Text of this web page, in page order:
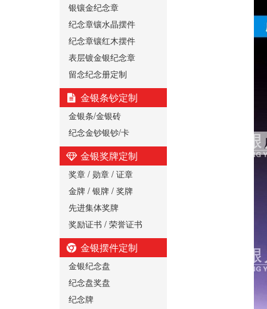
银镶金纪念章
纪念章镶水晶摆件
纪念章镶红木摆件
表层镀金银纪念章
留念纪念册定制
金银条钞定制
金银条/金银砖
纪念金钞银钞/卡
金银奖牌定制
奖章 / 勋章 / 证章
金牌 / 银牌 / 奖牌
先进集体奖牌
奖励证书 / 荣誉证书
金银摆件定制
金银纪念盘
纪念盘奖盘
纪念牌